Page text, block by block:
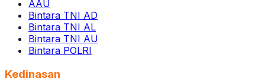
AAU
Bintara TNI AD
Bintara TNI AL
Bintara TNI AU
Bintara POLRI
Kedinasan